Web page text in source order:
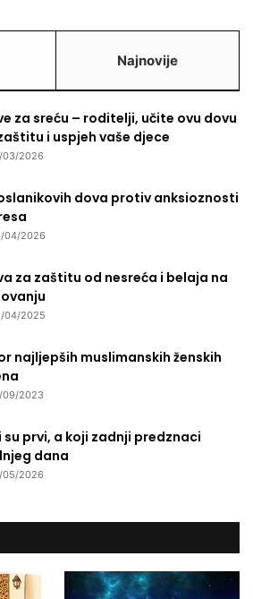
Najnovije
za sreću – roditelji, učite ovu dovu
i uspjeh vaše djece
03/2026
dova protiv anksioznosti
04/2026
za zaštitu od nesreća i belaja na
04/2025
najljepših muslimanskih ženskih
09/2023
su prvi, a koji zadnji predznaci
dana
05/2026